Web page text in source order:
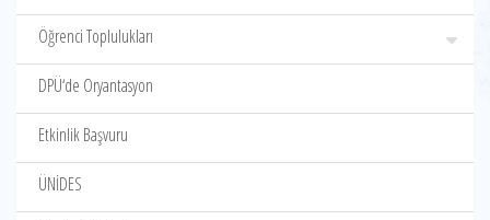
Öğrenci Toplulukları
DPÜ‘de Oryantasyon
Etkinlik Başvuru
ÜNİDES